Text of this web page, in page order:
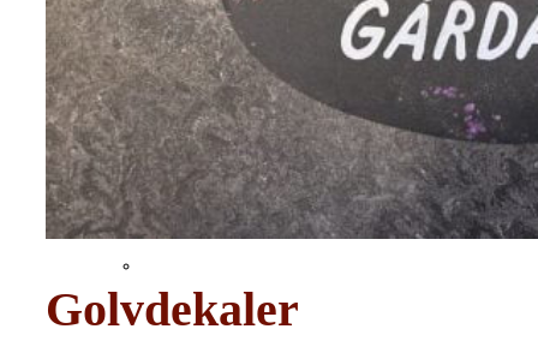
Saker som vi gör
Golvdekaler